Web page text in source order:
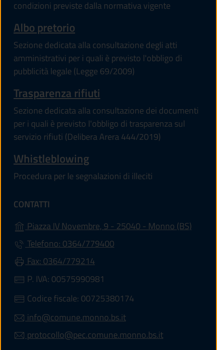
condizioni previste dalla normativa vigente
Albo pretorio
Sezione dedicata alla consultazione degli atti
amministrativi per i quali è previsto l'obbligo di
pubblicità legale (Legge 69/2009)
Trasparenza rifiuti
Sezione dedicata alla consultazione dei documenti
per i quali è previsto l'obbligo di trasparenza sul
servizio rifiuti (Delibera Arera 444/2019)
Whistleblowing
Procedura per le segnalazioni di illeciti
CONTATTI
Piazza IV Novembre, 9 - 25040 - Monno (BS)
Telefono: 0364/779400
Fax: 0364/779214
P. IVA: 00575990981
Codice fiscale: 00725380174
info@comune.monno.bs.it
protocollo@pec.comune.monno.bs.it